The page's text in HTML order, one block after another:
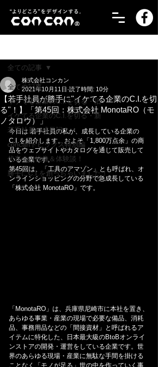
全ての記事
イケてる企業のC.I.を切る・旧
イケてる企業のC.I.を切る・新
若手社員の成長記！
concanトピックス特別編
代表の人物像＆体験談！
勝手にC.I.を創っちゃいました！
全ての記事
【若手社員が勝手に"イケてる企業のC.I.を切
る"！】「第45回：株式会社 MonotaRO（モ
ノタロウ）」
株式会社コンカン
2021年10月11日 読了時間: 10分
今日は 若手社員の私が、成長している企業の
C.I.を紹介します。およそ「1,800万点余」の商
品をウェブサイトやカタログを通じて販売して
いる企業です。
第45回は、「工具のアマゾン」とも呼ばれ、オ
ンラインショッピングの分野で急成長している
「株式会社 MonotaRO」です。
「MonotaRO」は、兵庫県尼崎市に本社を置き、
あらゆる事業・産業の現場で必要な備品、消耗
品、事務用品などの「間接資材」と呼ばれるア
イテムに特化した、日本最大級のBtoBオンライ
ンストアの開発・運営をしている企業です。世
界のあらゆる現場・産業に無駄な手間を掛ける
ことなく「モノが足る」世の中を作っていく事